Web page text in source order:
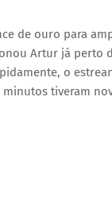
de ouro para
Artur já perto
o
tiveram